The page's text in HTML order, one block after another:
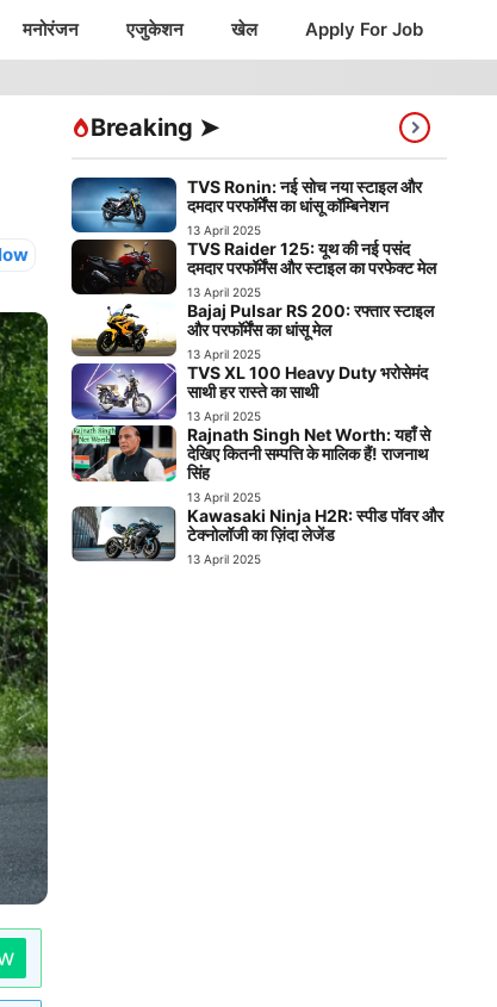
मनोरंजन एजुकेशन खेल Apply For Job
Breaking ➤
TVS Ronin: नई सोच नया स्टाइल और
दमदार परफॉर्मेंस का धांसू कॉम्बिनेशन
13 April 2025
TVS Raider 125: यूथ की नई पसंद
दमदार परफॉर्मेंस और स्टाइल का परफेक्ट मेल
13 April 2025
Bajaj Pulsar RS 200: रफ्तार स्टाइल
और परफॉर्मेंस का धांसू मेल
13 April 2025
TVS XL 100 Heavy Duty भरोसेमंद
साथी हर रास्ते का साथी
13 April 2025
Rajnath Singh Net Worth: यहाँ से
देखिए कितनी सम्पत्ति के मालिक हैं! राजनाथ
सिंह
13 April 2025
Kawasaki Ninja H2R: स्पीड पॉवर और
टेक्नोलॉजी का ज़िंदा लेजेंड
13 April 2025